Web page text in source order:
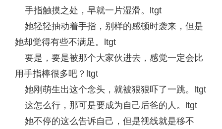
手指触摸之处，早就一片湿滑。ltgt
她轻轻抽动着手指，别样的感顿时袭来，但是
她却觉得有些不满足。ltgt
要是，要是被那个大家伙进去，感觉一定会比
用手指棒很多吧？ltgt
她刚萌生出这个念头，就被狠狠吓了一跳。ltgt
这怎么行，那可是要成为自己后爸的人。ltgt
她不停的这么告诉自己，但是视线就是移不